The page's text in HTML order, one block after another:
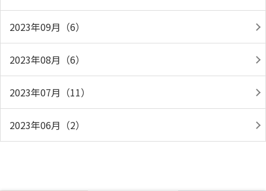
2023年09月（6）
2023年08月（6）
2023年07月（11）
2023年06月（2）